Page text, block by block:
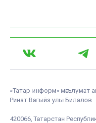
«Татар-информ» мәгълүмат
Ринат Вагыйз улы Билалов
420066, Татарстан